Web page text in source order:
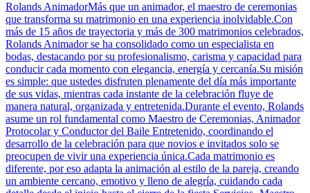
Rolands AnimadorMás que un animador, el maestro de ceremonias
que transforma su matrimonio en una experiencia inolvidable.Con
más de 15 años de trayectoria y más de 300 matrimonios celebrados,
Rolands Animador se ha consolidado como un especialista en
bodas, destacando por su profesionalismo, carisma y capacidad para
conducir cada momento con elegancia, energía y cercanía.Su misión
es simple: que ustedes disfruten plenamente del día más importante
de sus vidas, mientras cada instante de la celebración fluye de
manera natural, organizada y entretenida.Durante el evento, Rolands
asume un rol fundamental como Maestro de Ceremonias, Animador
Protocolar y Conductor del Baile Entretenido, coordinando el
desarrollo de la celebración para que novios e invitados solo se
preocupen de vivir una experiencia única.Cada matrimonio es
diferente, por eso adapta la animación al estilo de la pareja, creando
un ambiente cercano, emotivo y lleno de alegría, cuidando cada